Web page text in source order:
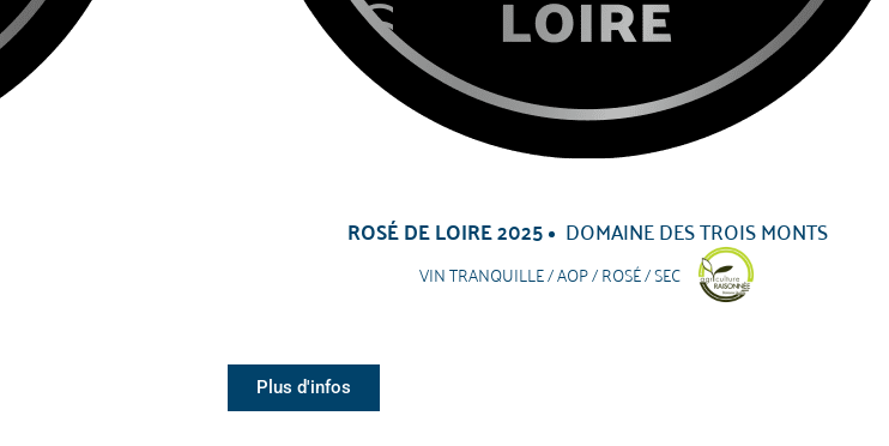
ROSÉ DE LOIRE 2025 DOMAINE DES TROIS MONTS
VIN TRANQUILLE / AOP / ROSÉ / SEC
Plus d'infos